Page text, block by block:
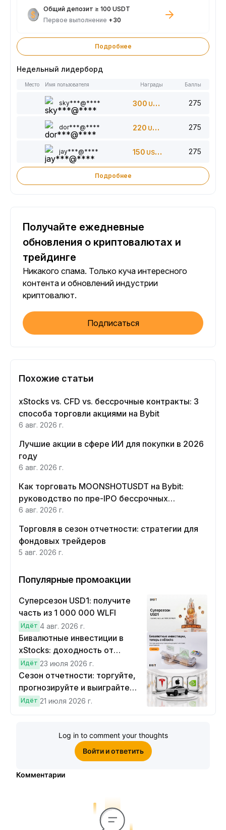
Общий депозит ≥ 100 USDT
Первое выполнение +30
Подробнее
Недельный лидерборд
Место Имя пользователя Награды Баллы
sky***@**** 300 USDT 275
dor***@**** 220 USDT 275
jay***@**** 150 USDT 275
Подробнее
Получайте ежедневные
обновления о криптовалютах и
трейдинге
Никакого спама. Только куча интересного
контента и обновлений индустрии
криптовалют.
Подписаться
Похожие статьи
xStocks vs. CFD vs. бессрочные контракты: 3
способа торговли акциями на Bybit
6 авг. 2026 г.
Лучшие акции в сфере ИИ для покупки в 2026
году
6 авг. 2026 г.
Как торговать MOONSHOTUSDT на Bybit:
руководство по пре-IPO бессрочных
контрактов Moonshot AI
6 авг. 2026 г.
Торговля в сезон отчетности: стратегии для
фондовых трейдеров
5 авг. 2026 г.
Популярные промоакции
Суперсезон USD1: получите
часть из 1 000 000 WLFI
Идёт 4 авг. 2026 г.
Бивалютные инвестиции в
xStocks: доходность от
прогнозов
Идёт 23 июля 2026 г.
Сезон отчетности: торгуйте,
прогнозируйте и выиграйте
Cybertruck!
Идёт 21 июля 2026 г.
Log in to comment your thoughts
Войти и ответить
Комментарии